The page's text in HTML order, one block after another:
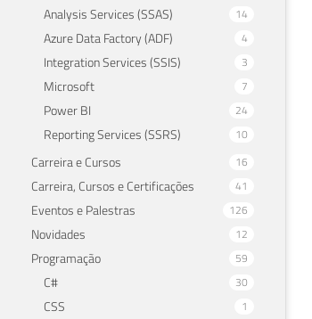
Analysis Services (SSAS) 14
Azure Data Factory (ADF) 4
Integration Services (SSIS) 3
Microsoft 7
Power BI 24
Reporting Services (SSRS) 10
Carreira e Cursos 16
Carreira, Cursos e Certificações 41
Eventos e Palestras 126
Novidades 12
Programação 59
C# 30
CSS 1